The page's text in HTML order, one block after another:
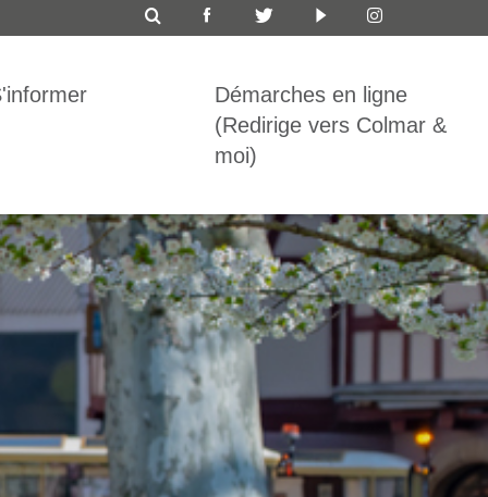
ICON
Démarches en ligne
(Redirige vers Colmar &
moi)